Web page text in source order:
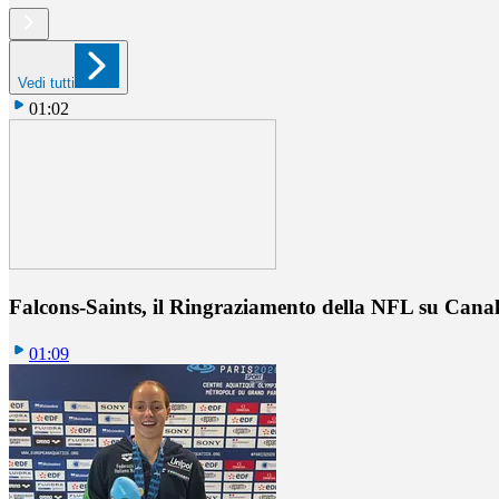
Vedi tutti
01:02
Falcons-Saints, il Ringraziamento della NFL su
01:09